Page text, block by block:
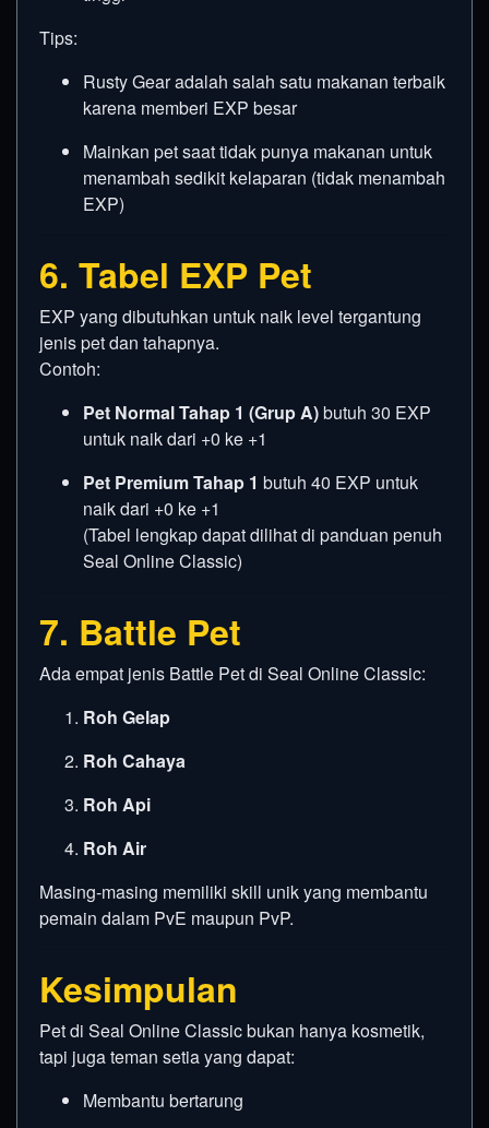
Tips:
Rusty Gear adalah salah satu makanan terbaik
karena memberi EXP besar
Mainkan pet saat tidak punya makanan untuk
menambah sedikit kelaparan (tidak menambah
EXP)
6. Tabel EXP Pet
EXP yang dibutuhkan untuk naik level tergantung
jenis pet dan tahapnya.
Contoh:
Pet Normal Tahap 1 (Grup A)butuh 30 EXP
untuk naik dari +0 ke +1
Pet Premium Tahap 1 butuh 40 EXP untuk
naik dari +0 ke +1
(Tabel lengkap dapat dilihat di panduan penuh
Seal Online Classic)
7. Battle Pet
Ada empat jenis Battle Pet di Seal Online Classic:
Roh Gelap
Roh Cahaya
Roh Api
Roh Air
Masing-masing memiliki skill unik yang membantu
pemain dalam PvE maupun PvP.
Kesimpulan
Pet di Seal Online Classic bukan hanya kosmetik,
tapi juga teman setia yang dapat:
Membantu bertarung